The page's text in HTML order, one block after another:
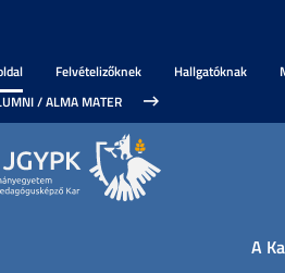
Felvételizőknek Hallgatóknak
/ ALMA MATER
A